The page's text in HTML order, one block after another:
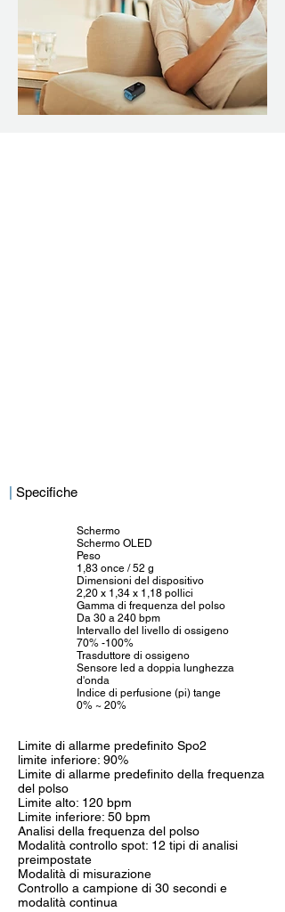
Specifiche
Schermo
Schermo OLED
Peso
1,83 once / 52 g
Dimensioni del dispositivo
2,20 x 1,34 x 1,18 pollici
Gamma di frequenza del polso
Da 30 a 240 bpm
Intervallo del livello di ossigeno
70% -100%
Trasduttore di ossigeno
Sensore led a doppia lunghezza
d'onda
Indice di perfusione (pi) tange
0% ~ 20%
Limite di allarme predefinito Spo2
limite inferiore: 90%
Limite di allarme predefinito della frequenza
del polso
Limite alto: 120 bpm
Limite inferiore: 50 bpm
Analisi della frequenza del polso
Modalità controllo spot: 12 tipi di analisi
preimpostate
Modalità di misurazione
Controllo a campione di 30 secondi e
modalità continua